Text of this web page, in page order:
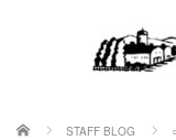
ホーム STAFF BLOG